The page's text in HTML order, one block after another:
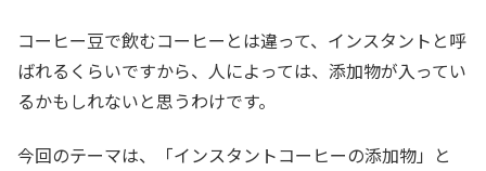
コーヒー豆で飲むコーヒーとは違って、インスタントと呼
ばれるくらいですから、人によっては、添加物が入ってい
るかもしれないと思うわけです。
今回のテーマは、「インスタントコーヒーの添加物」と